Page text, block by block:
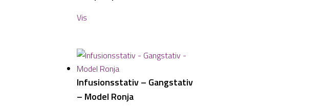
Vis
Infusionsstativ – Gangstativ
– Model Ronja